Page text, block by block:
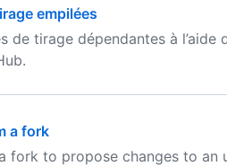
empilées
de tirage dépendantes à l’aide
a fork
fork to propose changes to an